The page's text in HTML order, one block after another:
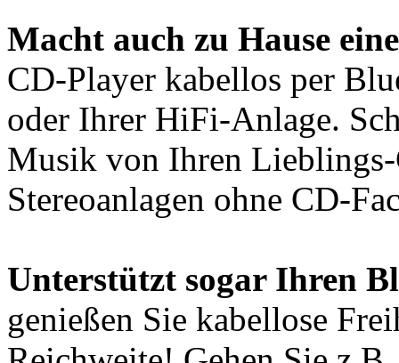
Macht auch zu Hause
CD-Player kabellos per
oder Ihrer HiFi-Anlage.
Musik von Ihren Lieblings-
Stereoanlagen ohne CD-
Unterstützt sogar Ihren
genießen Sie kabellose